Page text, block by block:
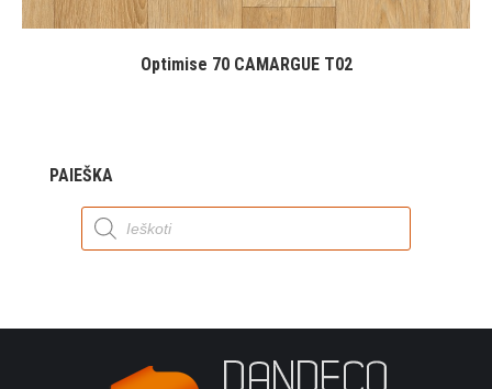
Optimise 70 CAMARGUE T02
PAIEŠKA
Products
search